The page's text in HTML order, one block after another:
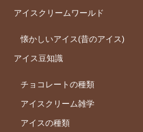
アイスクリームワールド
懐かしいアイス(昔のアイス)
アイス豆知識
チョコレートの種類
アイスクリーム雑学
アイスの種類